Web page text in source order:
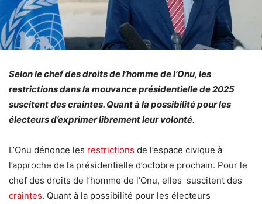
Selon le chef des droits de l’homme de l’Onu, les
restrictions dans la mouvance présidentielle de 2025
suscitent des craintes. Quant à la possibilité pour les
électeurs d’exprimer librement leur volonté.
L’Onu dénonce les restrictions de l’espace civique à
l’approche de la présidentielle d’octobre prochain. Pour le
chef des droits de l’homme de l’Onu, elles suscitent des
craintes. Quant à la possibilité pour les électeurs